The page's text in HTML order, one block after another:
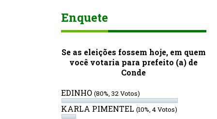
Enquete
Se as eleições fossem hoje, em quem
você votaria para prefeito (a) de
Conde
EDINHO (80%, 32 Votos)
KARLA PIMENTEL (10%, 4 Votos)